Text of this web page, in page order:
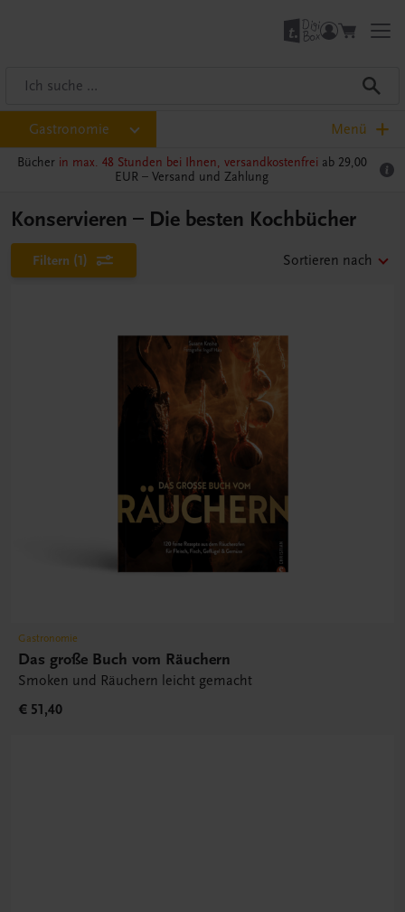
Gastronomie Menü
Bücher in max. 48 Stunden bei Ihnen, versandkostenfrei ab 29,00
EUR – Versand und Zahlung
Konservieren – Die besten Kochbücher
Filtern (1) Sortieren nach
Gastronomie
Das große Buch vom Räuchern
Smoken und Räuchern leicht gemacht
€ 51,40